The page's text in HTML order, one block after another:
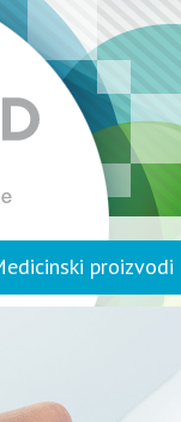
proizvodi